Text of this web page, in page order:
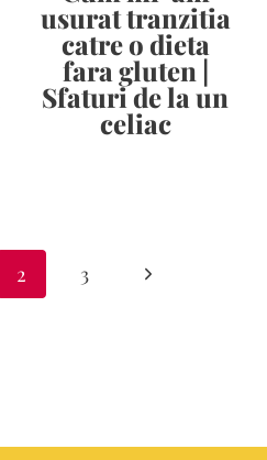
usurat tranzitia
catre o dieta
fara gluten |
Sfaturi de la un
celiac
2 3
Next